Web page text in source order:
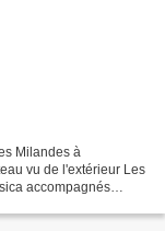
Milandes à
vu de l'extérieur Les
accompagnés